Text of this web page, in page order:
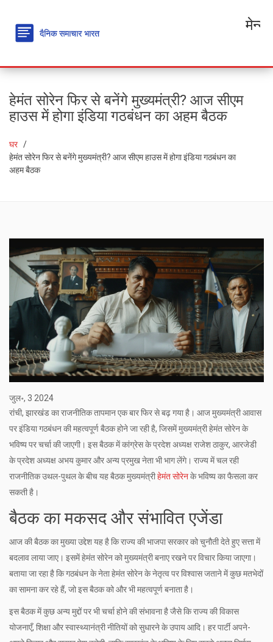
मेन्यू
हेमंत सोरेन फिर से बनेंगे मुख्यमंत्री? आज सीएम
हाउस में होगा इंडिया गठबंधन का अहम बैठक
घर
हेमंत सोरेन फिर से बनेंगे मुख्यमंत्री? आज सीएम हाउस में होगा इंडिया गठबंधन का
अहम बैठक
जुल॰, 3 2024
रांची, झारखंड का राजनीतिक तापमान एक बार फिर से बढ़ गया है। आज मुख्यमंत्री आवास
पर इंडिया गठबंधन की महत्वपूर्ण बैठक होने जा रही है, जिसमें मुख्यमंत्री हेमंत सोरेन के
भविष्य पर चर्चा की जाएगी। इस बैठक में कांग्रेस के प्रदेश अध्यक्ष राजेश ठाकुर, आरजेडी
के प्रदेश अध्यक्ष अभय कुमार और अन्य प्रमुख नेता भी भाग लेंगे। राज्य में चल रही
राजनीतिक उथल-पुथल के बीच यह बैठक मुख्यमंत्रीहेमंत सोरेनके भविष्य का फैसला कर
सकती है।
बैठक का मकसद और संभावित एजेंडा
आज की बैठक का मुख्या उद्देश यह है कि राज्य की भाजपा सरकार को चुनौती देते हुए सत्ता में
बदलाव लाया जाए। इसमें हेमंत सोरेन को मुख्यमंत्री बनाए रखने पर विचार किया जाएगा।
बताया जा रहा है कि गठबंधन के नेता हेमंत सोरेन के नेतृत्व पर विश्वास जताने में कुछ मतभेदों
का सामना कर रहे हैं, जो इस बैठक को और भी महत्वपूर्ण बनाता है।
इस बैठक में कुछ अन्य मुद्दों पर भी चर्चा होने की संभावना है जैसे कि राज्य की विकास
योजनाएँ, शिक्षा और स्वास्थ्यानंत्री नीतियों को सुधारने के उपाय आदि। हर पार्टी अपने-